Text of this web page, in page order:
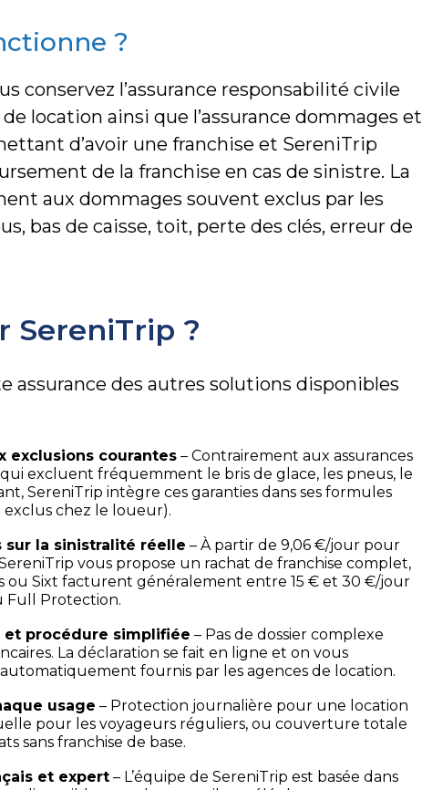
?
conservez l’assurance responsabilité civile
location ainsi que l’assurance dommages et
d’avoir une franchise et SereniTrip
de la franchise en cas de sinistre. La
aux dommages souvent exclus par les
bas de caisse, toit, perte des clés, erreur de
SereniTrip ?
assurance des autres solutions disponibles
exclusions courantes – Contrairement aux assurances
excluent fréquemment le bris de glace, les pneus, le
SereniTrip intègre ces garanties dans ses formules
exclus chez le loueur).
sur la sinistralité réelle – À partir de 9,06 €/jour pour
vous propose un rachat de franchise complet,
ou Sixt facturent généralement entre 15 € et 30 €/jour
Full Protection.
et procédure simplifiée – Pas de dossier complexe
La déclaration se fait en ligne et on vous
fournis par les agences de location.
usage – Protection journalière pour une location
pour les voyageurs réguliers, ou couverture totale
sans franchise de base.
et expert – L’équipe de SereniTrip est basée dans